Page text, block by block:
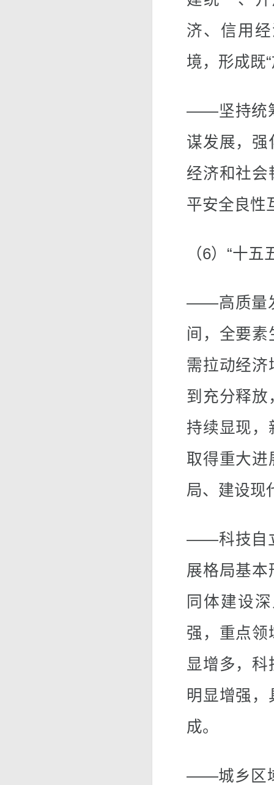
济、信用
境，形成既
——坚持统
谋发展，强
经济和社会
平安全良性
（6）“十
——高质量
间，全要
需拉动经济
到充分释
持续显现，
取得重大进
局、建设现
——科技自
展格局基
同体建设
强，重点领
显增多，
明显增强
成。
——城乡区